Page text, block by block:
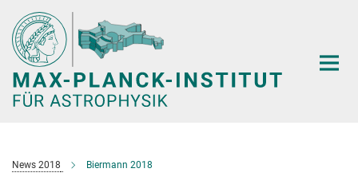
Hauptinhalt
News 2018 Biermann 2018